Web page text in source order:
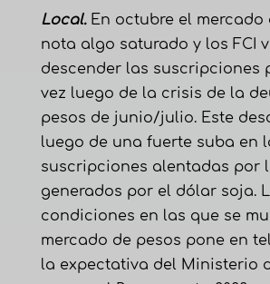
Local. En octubre el mercado
nota algo saturado y los FCI
descender las suscripciones
vez luego de la crisis de la
pesos de junio/julio. Este
luego de una fuerte suba en
suscripciones alentadas por
generados por el dólar soja.
condiciones en las que se
mercado de pesos pone en
la expectativa del Ministerio